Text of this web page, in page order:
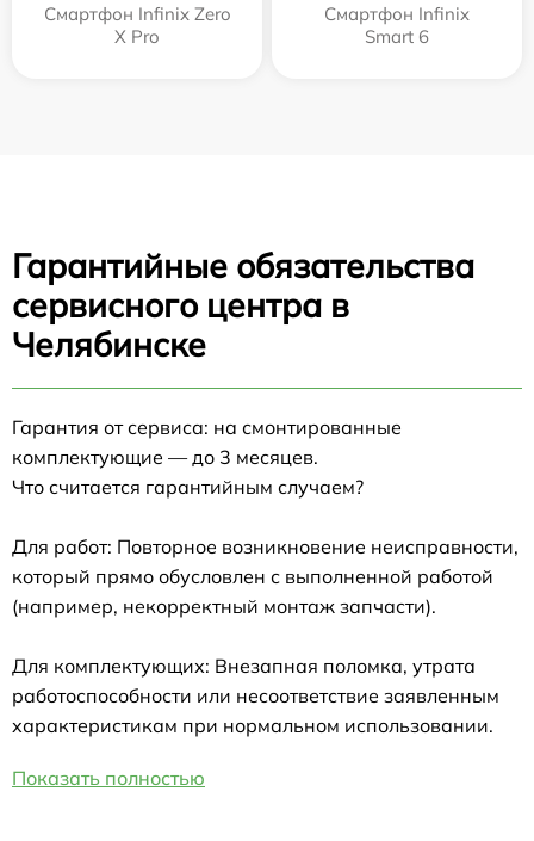
Смартфон Infinix Zero
X Pro
Смартфон Infinix
Smart 6
Гарантийные обязательства
сервисного центра в
Челябинске
Гарантия от сервиса: на смонтированные
комплектующие — до 3 месяцев.
Что считается гарантийным случаем?
Для работ: Повторное возникновение неисправности,
который прямо обусловлен с выполненной работой
(например, некорректный монтаж запчасти).
Для комплектующих: Внезапная поломка, утрата
работоспособности или несоответствие заявленным
характеристикам при нормальном использовании.
Показать полностью